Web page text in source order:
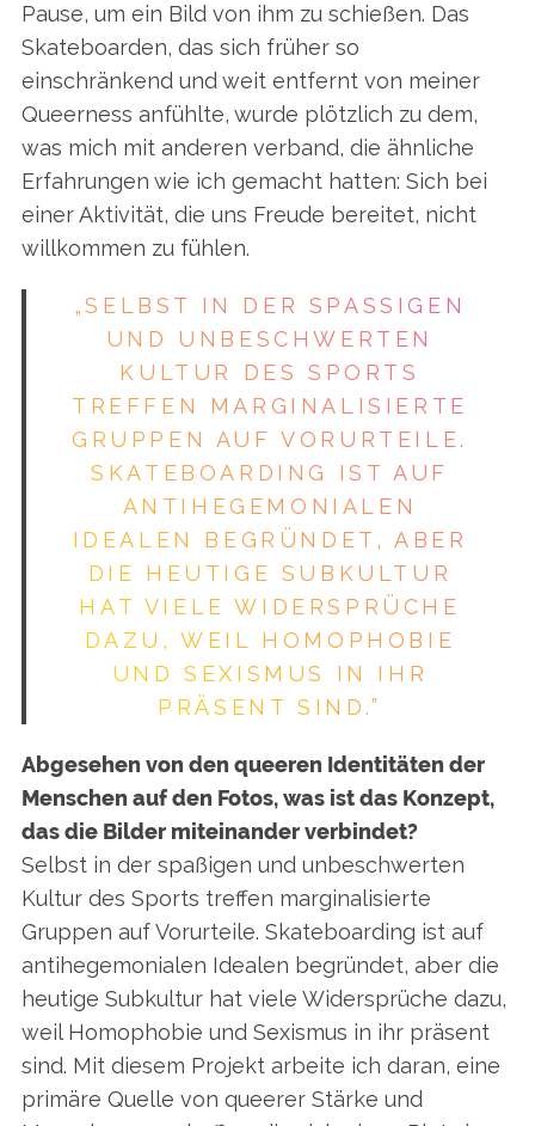
Pause, um ein Bild von ihm zu schießen. Das
Skateboarden, das sich früher so
einschränkend und weit entfernt von meiner
Queerness anfühlte, wurde plötzlich zu dem,
was mich mit anderen verband, die ähnliche
Erfahrungen wie ich gemacht hatten: Sich bei
einer Aktivität, die uns Freude bereitet, nicht
willkommen zu fühlen.
„SELBST IN DER SPASSIGEN U
ND UNBESCHWERTEN K
ULTUR DES SPORTS T
REFFEN MARGINALISIERTE G
RUPPEN AUF VORURTEILE. S
KATEBOARDING IST AUF A
NTIHEGEMONIALEN I
DEALEN BEGRÜNDET, ABER D
IE HEUTIGE SUBKULTUR H
AT VIELE WIDERSPRÜCHE D
AZU, WEIL HOMOPHOBIE U
ND SEXISMUS IN IHR P
RÄSENT SIND.”
Abgesehen von den queeren Identitäten der
Menschen auf den Fotos, was ist das Konzept,
das die Bilder miteinander verbindet?
Selbst in der spaßigen und unbeschwerten
Kultur des Sports treffen marginalisierte
Gruppen auf Vorurteile. Skateboarding ist auf
antihegemonialen Idealen begründet, aber die
heutige Subkultur hat viele Widersprüche dazu,
weil Homophobie und Sexismus in ihr präsent
sind. Mit diesem Projekt arbeite ich daran, eine
primäre Quelle von queerer Stärke und
e
a
r
c
f
o
r
: